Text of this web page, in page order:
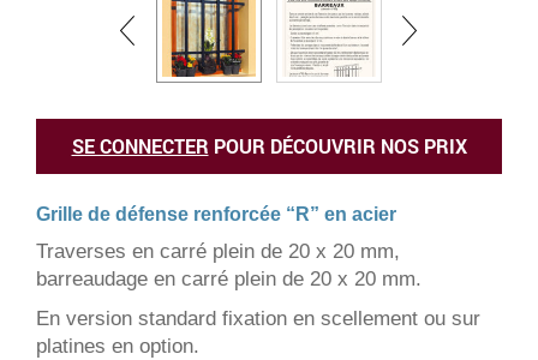
SE CONNECTER POUR DÉCOUVRIR NOS PRIX
Grille de défense renforcée “R” en acier
Traverses en carré plein de 20 x 20 mm,
barreaudage en carré plein de 20 x 20 mm.
En version standard fixation en scellement ou sur
platines en option.